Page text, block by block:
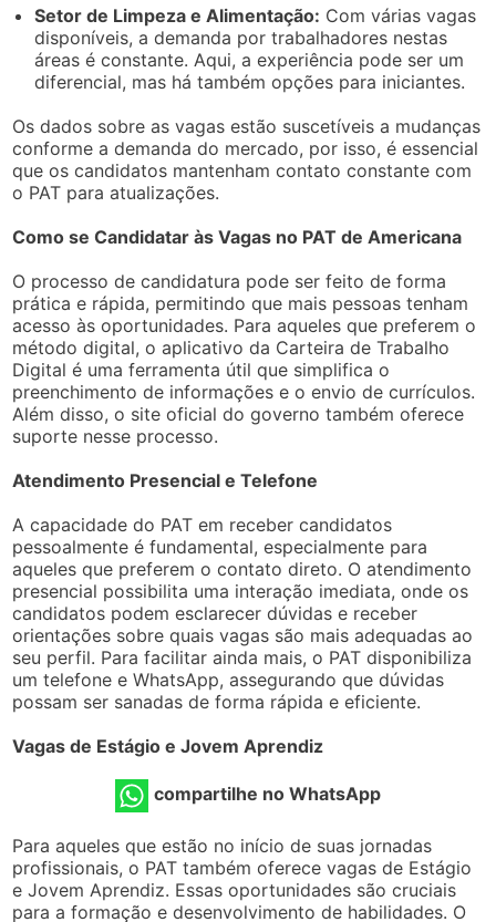
Setor de Limpeza e Alimentação: Com várias vagas
disponíveis, a demanda por trabalhadores nestas
áreas é constante. Aqui, a experiência pode ser um
diferencial, mas há também opções para iniciantes.
Os dados sobre as vagas estão suscetíveis a mudanças
conforme a demanda do mercado, por isso, é essencial
que os candidatos mantenham contato constante com
o PAT para atualizações.
Como se Candidatar às Vagas no PAT de Americana
O processo de candidatura pode ser feito de forma
prática e rápida, permitindo que mais pessoas tenham
acesso às oportunidades. Para aqueles que preferem o
método digital, o aplicativo da Carteira de Trabalho
Digital é uma ferramenta útil que simplifica o
preenchimento de informações e o envio de currículos.
Além disso, o site oficial do governo também oferece
suporte nesse processo.
Atendimento Presencial e Telefone
A capacidade do PAT em receber candidatos
pessoalmente é fundamental, especialmente para
aqueles que preferem o contato direto. O atendimento
presencial possibilita uma interação imediata, onde os
candidatos podem esclarecer dúvidas e receber
orientações sobre quais vagas são mais adequadas ao
seu perfil. Para facilitar ainda mais, o PAT disponibiliza
um telefone e WhatsApp, assegurando que dúvidas
possam ser sanadas de forma rápida e eficiente.
Vagas de Estágio e Jovem Aprendiz
compartilhe no WhatsApp
Para aqueles que estão no início de suas jornadas
profissionais, o PAT também oferece vagas de Estágio
e Jovem Aprendiz. Essas oportunidades são cruciais
para a formação e desenvolvimento de habilidades. O